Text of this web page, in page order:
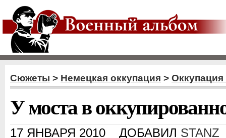
Сюжеты > Немецкая оккупация >
У моста в
17 ЯНВАРЯ 2010 ДОБАВИЛ STANZ